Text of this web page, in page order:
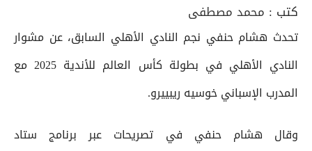
كتب : محمد مصطفى
تحدث هشام حنفي نجم النادي الأهلي السابق، عن مشوار
النادي الأهلي في بطولة كأس العالم للأندية 2025 مع
المدرب الإسباني خوسيه ريبييرو.
وقال هشام حنفي في تصريحات عبر برنامج ستاد